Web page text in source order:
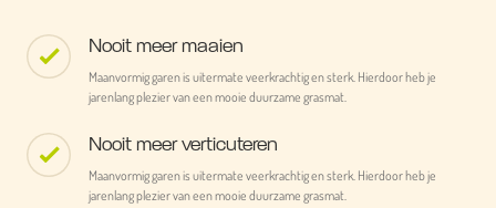
Nooit meer maaien
Maanvormig garen is uitermate veerkrachtig en sterk. Hierdoor heb je
jarenlang plezier van een mooie duurzame grasmat.
Nooit meer verticuteren
Maanvormig garen is uitermate veerkrachtig en sterk. Hierdoor heb je
jarenlang plezier van een mooie duurzame grasmat.